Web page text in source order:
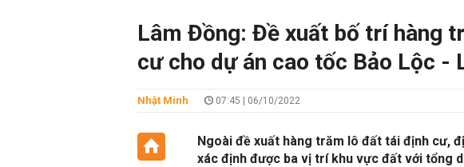
Lâm Đồng: Đề xuất bố trí hàng
cư cho dự án cao tốc Bảo Lộc -
Nhật Minh 07:45 | 06/10/2022
Ngoài đề xuất hàng trăm lô đất tái định cư,
xác định được ba vị trí khu vực đất với tổng